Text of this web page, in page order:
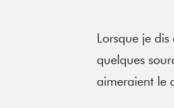
Lorsque je
quelques
aimeraient le